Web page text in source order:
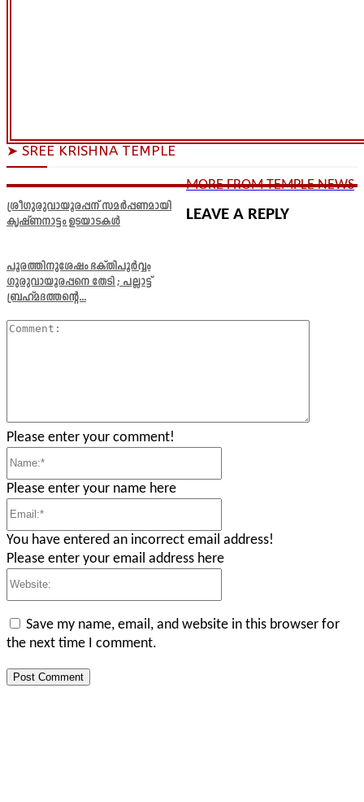
➤ SREE KRISHNA TEMPLE
ശ്രീഗുരുവായൂരപ്പന് സമർപ്പണമായി
കൃഷ്ണനാട്ടം ഉടയാടകൾ
പൂരത്തിനുശേഷം ഭക്തിപൂർവ്വം
ഗുരുവായൂരപ്പനെ തേടി ; പല്ലാട്ട്
ബ്രഹ്മദത്തന്റെ...
MORE FROM TEMPLE NEWS
LEAVE A REPLY
Please enter your comment!
Please enter your name here
You have entered an incorrect email address!
Please enter your email address here
Save my name, email, and website in this browser for
the next time I comment.